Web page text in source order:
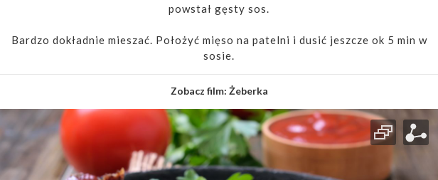
powstał gęsty sos.
Bardzo dokładnie mieszać. Położyć mięso na patelni i dusić jeszcze ok 5 min w
sosie.
Zobacz film: Żeberka